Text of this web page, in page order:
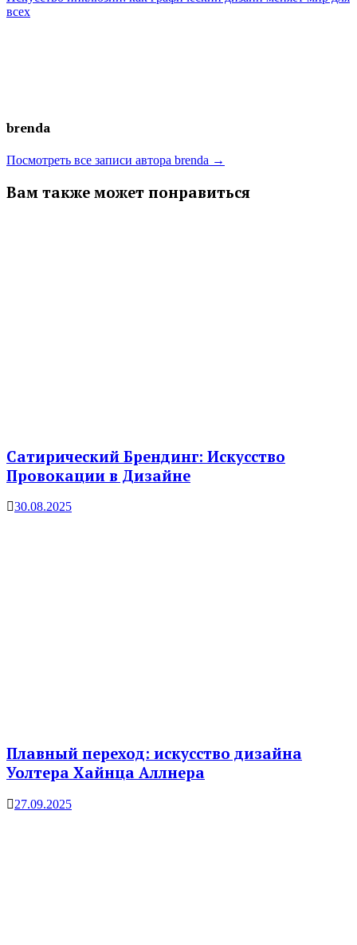
записям
всех
brenda
Посмотреть все записи автора brenda →
Вам также может понравиться
Сатирический Брендинг: Искусство
Провокации в Дизайне
30.08.2025
Плавный переход: искусство дизайна
Уолтера Хайнца Аллнера
27.09.2025